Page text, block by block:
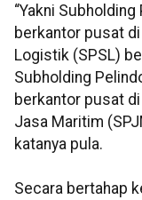
“Yakni
berkantor pusat
Logistik (SPSL)
Subholding
berkantor pusat
Jasa Maritim
katanya pula.
Secara bertahap